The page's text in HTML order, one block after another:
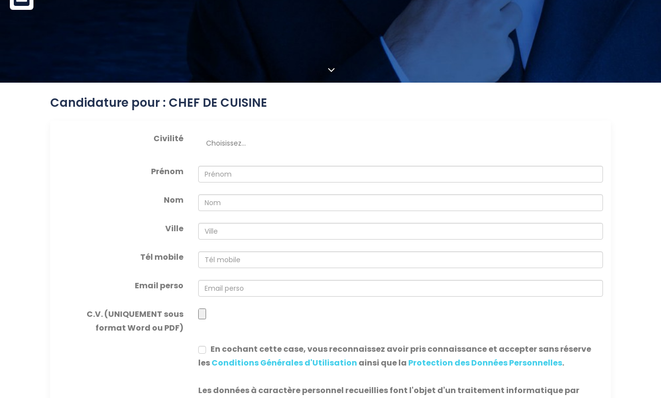
Candidature pour : CHEF DE CUISINE
Civilité
Prénom
Nom
Ville
Tél mobile
Email perso
C.V. (UNIQUEMENT sous
format Word ou PDF)
En cochant cette case, vous reconnaissez avoir pris connaissance et accepter sans réserve
lesConditions Générales d'Utilisation ainsi que la Protection des Données Personnelles.
Les données à caractère personnel recueillies font l'objet d'un traitement informatique par
Email